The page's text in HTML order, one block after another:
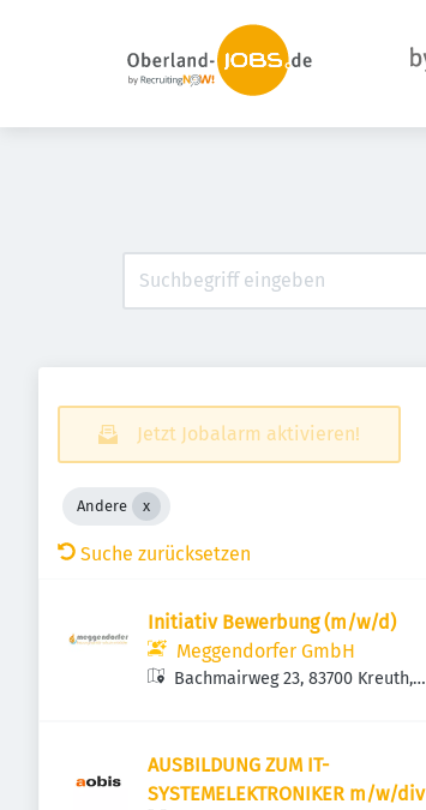
Jetzt Jobalarm aktivieren!
Andere
Suche zurücksetzen
Initiativ Bewerbung (m/w/d)
Meggendorfer GmbH
Bachmairweg 23, 83700 Kreuth,
AUSBILDUNG ZUM IT-
SYSTEMELEKTRONIKER m/w/div